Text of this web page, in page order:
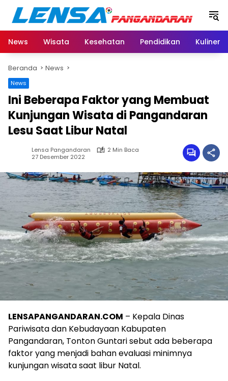
Langsung
konten
News
Wisata Kesehatan Pendidikan Kuliner
Beranda News
News
Ini Beberapa Faktor yang Membuat
Kunjungan Wisata di Pangandaran
Lesu Saat Libur Natal
Lensa Pangandaran
2 Min Baca
27 Desember 2022
LENSAPANGANDARAN.COM – Kepala Dinas
Pariwisata dan Kebudayaan Kabupaten
Pangandaran, Tonton Guntari sebut ada beberapa
faktor yang menjadi bahan evaluasi minimnya
kunjungan wisata saat libur Natal.